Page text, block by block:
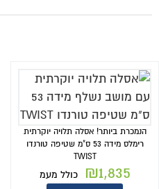
הנמכרת ביותר! אסלה תלויה יוקרתית
רימלס מידה 53 ס"מ שטיפה טורנדו
TWIST
₪1,835 כולל מעמ